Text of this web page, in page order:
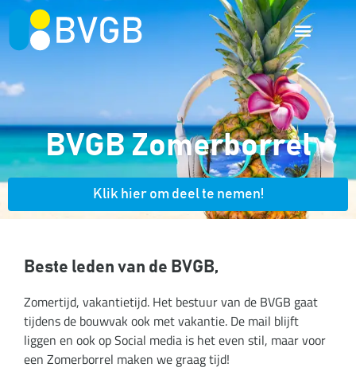
BVGB Zomerborrel
Klik hier om deel te nemen!
Beste leden van de BVGB,
Zomertijd, vakantietijd. Het bestuur van de BVGB gaat
tijdens de bouwvak ook met vakantie. De mail blijft
liggen en ook op Social media is het even stil, maar voor
een Zomerborrel maken we graag tijd!